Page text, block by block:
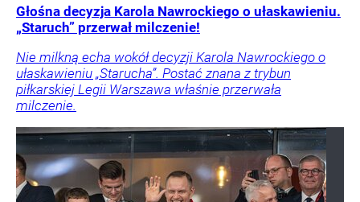
Głośna decyzja Karola Nawrockiego o ułaskawieniu.
„Staruch” przerwał milczenie!
Nie milkną echa wokół decyzji Karola Nawrockiego o
ułaskawieniu „Starucha”. Postać znana z trybun
piłkarskiej Legii Warszawa właśnie przerwała
milczenie.